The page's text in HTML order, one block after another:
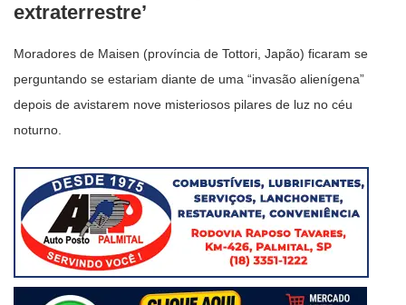
extraterrestre’
Moradores de Maisen (província de Tottori, Japão) ficaram se
perguntando se estariam diante de uma “invasão alienígena”
depois de avistarem nove misteriosos pilares de luz no céu
noturno.